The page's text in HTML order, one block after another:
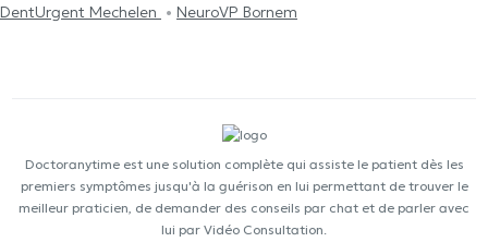
DentUrgent Mechelen
NeuroVP Bornem
Doctoranytime est une solution complète qui assiste le patient dès les
premiers symptômes jusqu'à la guérison en lui permettant de trouver le
meilleur praticien, de demander des conseils par chat et de parler avec
lui par Vidéo Consultation.